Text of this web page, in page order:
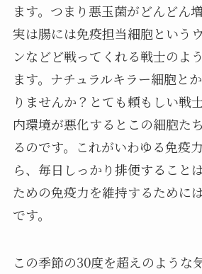
ます。つまり悪玉菌がどんどん
実は腸には免疫担当細胞という
ンなどど戦ってくれる戦士のよ
ます。ナチュラルキラー細胞と
りませんか？とても頼もしい戦
内環境が悪化するとこの細胞た
るのです。これがいわゆる免疫
ら、毎日しっかり排便すること
ための免疫力を維持するために
です。
この季節の30度を超えのような